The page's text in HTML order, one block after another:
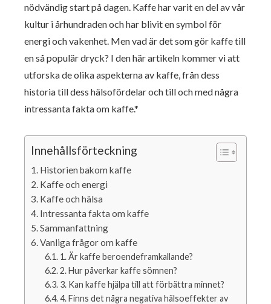
nödvändig start på dagen. Kaffe har varit en del av vår
kultur i århundraden och har blivit en symbol för
energi och vakenhet. Men vad är det som gör kaffe till
en så populär dryck? I den här artikeln kommer vi att
utforska de olika aspekterna av kaffe, från dess
historia till dess hälsofördelar och till och med några
intressanta fakta om kaffe.*
Innehållsförteckning
Historien bakom kaffe
Kaffe och energi
Kaffe och hälsa
Intressanta fakta om kaffe
Sammanfattning
Vanliga frågor om kaffe
1. Är kaffe beroendeframkallande?
2. Hur påverkar kaffe sömnen?
3. Kan kaffe hjälpa till att förbättra minnet?
4. Finns det några negativa hälsoeffekter av